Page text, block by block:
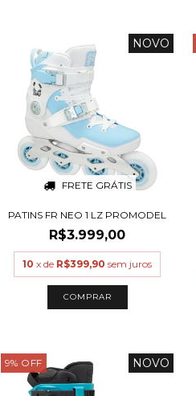
FRETE GRÁTIS
NOVO
PATINS FR NEO 1 LZ PROMODEL
R$3.999,00
10 x de R$399,90 sem juros
COMPRAR
9% OFF NOVO